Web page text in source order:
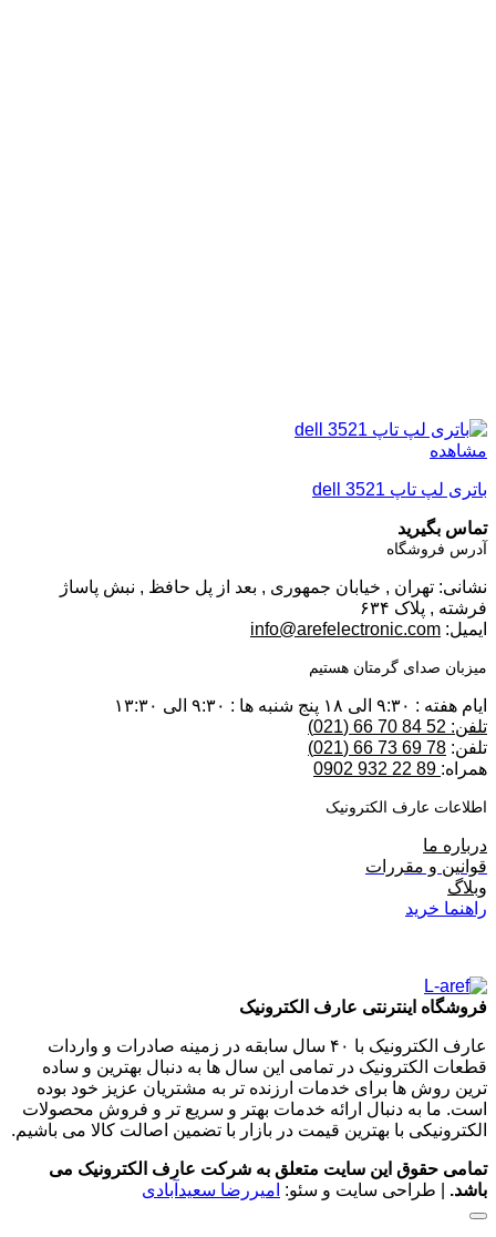
مشاهده
باتری لپ تاپ dell 3521
تماس بگیرید
آدرس فروشگاه
نشانی: تهران , خیابان جمهوری , بعد از پل حافظ , نبش پاساژ
فرشته , پلاک ۶۳۴
ایمیل: info@arefelectronic.com
میزبان صدای گرمتان هستیم
ایام هفته : ۹:۳۰ الی ۱۸ پنج شنبه ها : ۹:۳۰ الی ۱۳:۳۰
تلفن: 52 84 70 66 (021)
تلفن: 78 69 73 66 (021)
همراه:
اطلاعات عارف الکترونیک
درباره ما
قوانین و مقررات
وبلاگ
راهنما خرید
فروشگاه اینترنتی عارف الکترونیک
عارف الکترونیک با ۴۰ سال سابقه در زمینه صادرات و واردات
قطعات الکترونیک در تمامی این سال ها به دنبال بهترین و ساده
ترین روش ها برای خدمات ارزنده تر به مشتریان عزیز خود بوده
است. ما به دنبال ارائه خدمات بهتر و سریع تر و فروش محصولات
الکترونیکی با بهترین قیمت در بازار با تضمین اصالت کالا می باشیم.
تمامی حقوق این سایت متعلق به شرکت عارف الکترونیک می
باشد. | طراحی سایت و سئو: امیررضا سعیدآبادی